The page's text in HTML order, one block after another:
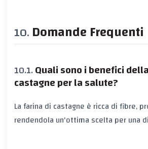
Domande Frequenti
Quali sono i benefici
castagne per la salute?
La farina di castagne è ricca di fibre,
rendendola un'ottima scelta per una